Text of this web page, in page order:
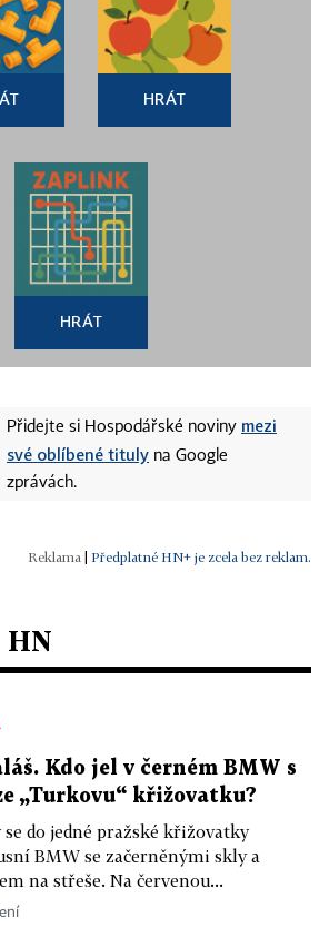
HRÁT
HRÁT
Přidejte si Hospodářské noviny mezi
své oblíbené tituly na Google
zprávách.
Předplatné HN+ je zcela bez reklam.
HN
Kdo jel v černém BMW s
„Turkovu“ křižovatku?
do jedné pražské křižovatky
BMW se začerněnými skly a
na střeše. Na červenou...